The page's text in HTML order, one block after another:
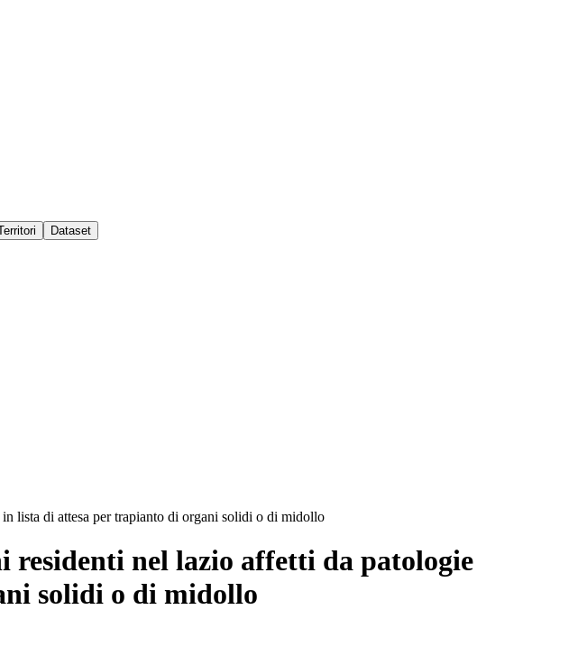
Dataset
lista di attesa per trapianto di organi solidi o di midollo
nel lazio affetti da patologie
solidi o di midollo